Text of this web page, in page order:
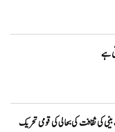
ہے
کی ثقافت کی بحالی کی قومی تحریک